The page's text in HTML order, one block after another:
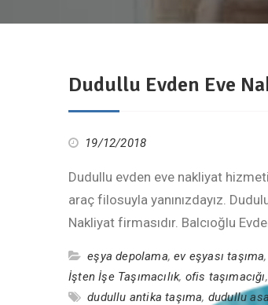
Dudullu Evden Eve
19/12/2018
Dudullu evden eve nakliyat
araç filosuyla yanınızdayız.
Nakliyat firmasıdır. Balcıoğlu
eşya depolama,ev eşyası taşıma,
İşten İşe Taşımacılık, ofis taşımacığı
dudullu antika taşıma, dudullu